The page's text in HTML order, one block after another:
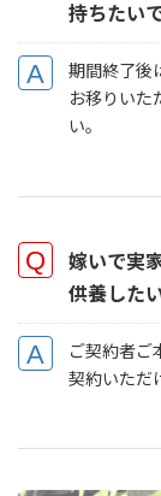
持ちたいで
期間終了後
お移りいた
い。
嫁いで実
供養したい
ご契約者ご
契約いただ